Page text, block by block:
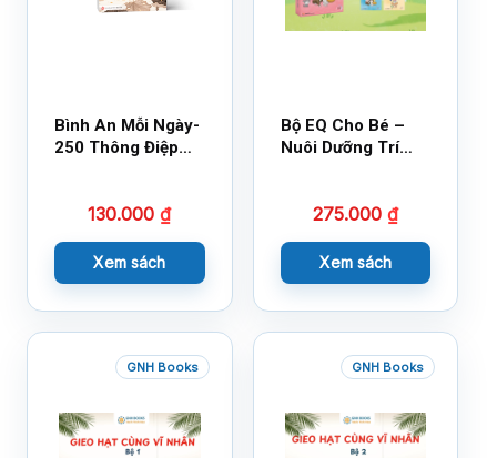
Bình An Mỗi Ngày-
250 Thông Điệp
130.000₫
Xem sách
Bộ EQ Cho Bé –
Nuôi Dưỡng Trí
275.000 ₫
Xem sách
GNH Books GNH Books